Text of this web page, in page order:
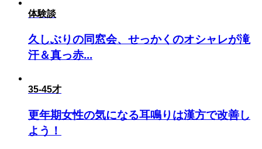
体験談
久しぶりの同窓会、せっかくのオシャレが滝
汗＆真っ赤...
35-45才
更年期女性の気になる耳鳴りは漢方で改善し
よう！